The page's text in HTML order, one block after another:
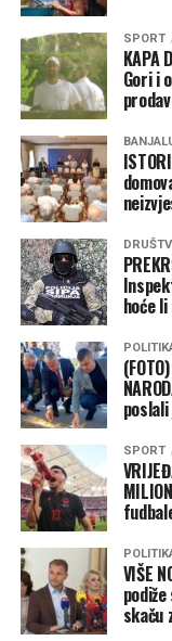
Policija tokom
snimale događaj.
dostupnih
krivičnog djela
Objasnili su da se
odnosi na situacije
se nalazi u
U ovom slučaju
u blizini obale,
nije povrijeđenih.
Ali, postavlja se
SPORT
KAPA
Gori i
hoće
SPORT
VIŠE
skaču